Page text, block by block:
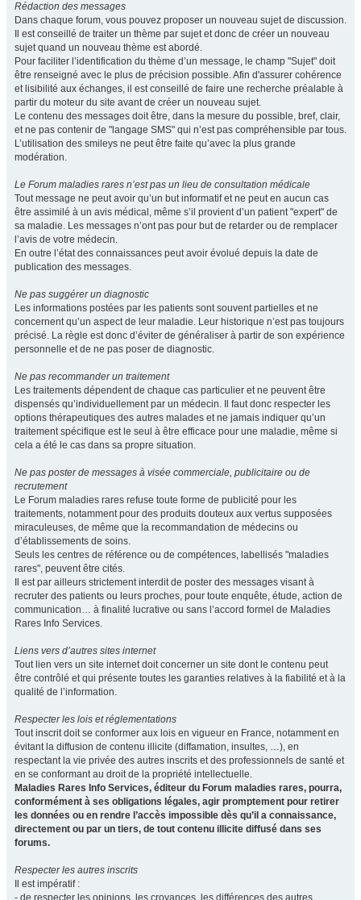
Rédaction des messages
Dans chaque forum, vous pouvez proposer un nouveau sujet de discussion.
Il est conseillé de traiter un thème par sujet et donc de créer un nouveau
sujet quand un nouveau thème est abordé.
Pour faciliter l’identification du thème d’un message, le champ "Sujet" doit
être renseigné avec le plus de précision possible. Afin d'assurer cohérence
et lisibilité aux échanges, il est conseillé de faire une recherche préalable à
partir du moteur du site avant de créer un nouveau sujet.
Le contenu des messages doit être, dans la mesure du possible, bref, clair,
et ne pas contenir de "langage SMS" qui n’est pas compréhensible par tous.
L’utilisation des smileys ne peut être faite qu’avec la plus grande
modération.
Le Forum maladies rares n’est pas un lieu de consultation médicale
Tout message ne peut avoir qu’un but informatif et ne peut en aucun cas
être assimilé à un avis médical, même s’il provient d’un patient "expert" de
sa maladie. Les messages n’ont pas pour but de retarder ou de remplacer
l’avis de votre médecin.
En outre l’état des connaissances peut avoir évolué depuis la date de
publication des messages.
Ne pas suggérer un diagnostic
Les informations postées par les patients sont souvent partielles et ne
concernent qu’un aspect de leur maladie. Leur historique n’est pas toujours
précisé. La règle est donc d’éviter de généraliser à partir de son expérience
personnelle et de ne pas poser de diagnostic.
Ne pas recommander un traitement
Les traitements dépendent de chaque cas particulier et ne peuvent être
dispensés qu’individuellement par un médecin. Il faut donc respecter les
options thérapeutiques des autres malades et ne jamais indiquer qu’un
traitement spécifique est le seul à être efficace pour une maladie, même si
cela a été le cas dans sa propre situation.
Ne pas poster de messages à visée commerciale, publicitaire ou de
recrutement
Le Forum maladies rares refuse toute forme de publicité pour les
traitements, notamment pour des produits douteux aux vertus supposées
miraculeuses, de même que la recommandation de médecins ou
d’établissements de soins.
Seuls les centres de référence ou de compétences, labellisés "maladies
rares", peuvent être cités.
Il est par ailleurs strictement interdit de poster des messages visant à
recruter des patients ou leurs proches, pour toute enquête, étude, action de
communication… à finalité lucrative ou sans l’accord formel de Maladies
Rares Info Services.
Liens vers d’autres sites internet
Tout lien vers un site internet doit concerner un site dont le contenu peut
être contrôlé et qui présente toutes les garanties relatives à la fiabilité et à la
qualité de l’information.
Respecter les lois et réglementations
Tout inscrit doit se conformer aux lois en vigueur en France, notamment en
évitant la diffusion de contenu illicite (diffamation, insultes, …), en
respectant la vie privée des autres inscrits et des professionnels de santé et
en se conformant au droit de la propriété intellectuelle.
Maladies Rares Info Services, éditeur du Forum maladies rares, pourra,
conformément à ses obligations légales, agir promptement pour retirer
les données ou en rendre l’accès impossible dès qu’il a connaissance,
directement ou par un tiers, de tout contenu illicite diffusé dans ses
forums.
Respecter les autres inscrits
Il est impératif :
- de respecter les opinions, les croyances, les différences des autres